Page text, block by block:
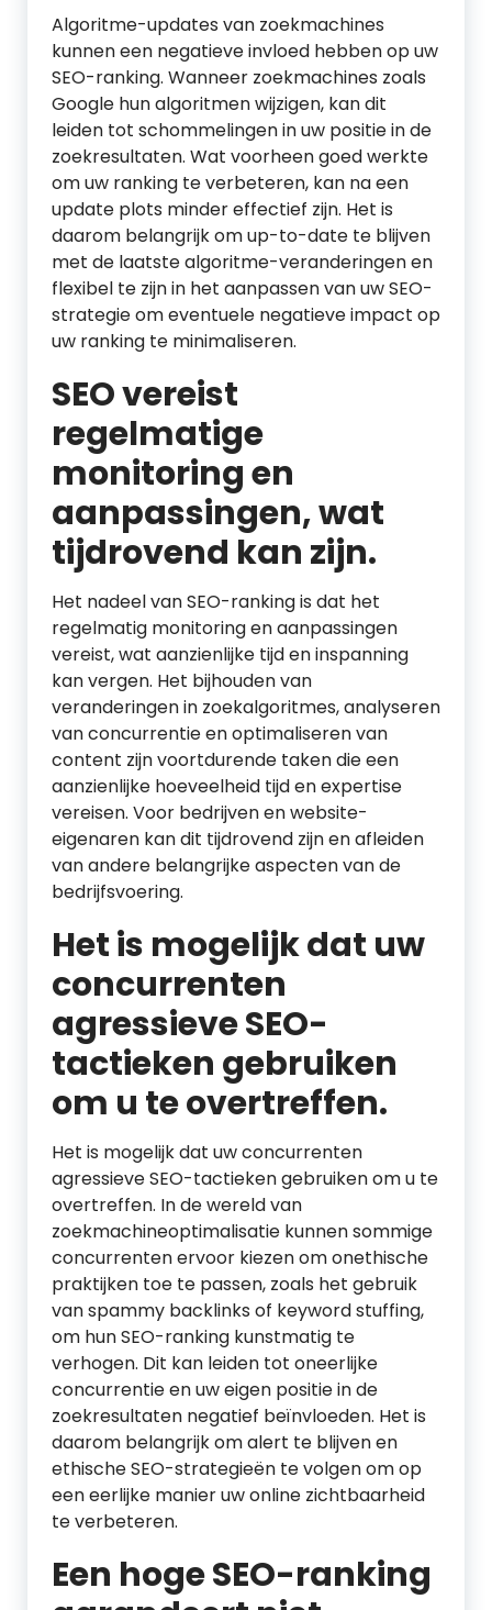
Algoritme-updates van zoekmachines
kunnen een negatieve invloed hebben op uw
SEO-ranking. Wanneer zoekmachines zoals
Google hun algoritmen wijzigen, kan dit
leiden tot schommelingen in uw positie in de
zoekresultaten. Wat voorheen goed werkte
om uw ranking te verbeteren, kan na een
update plots minder effectief zijn. Het is
daarom belangrijk om up-to-date te blijven
met de laatste algoritme-veranderingen en
flexibel te zijn in het aanpassen van uw SEO-
strategie om eventuele negatieve impact op
uw ranking te minimaliseren.
SEO vereist
regelmatige
monitoring en
aanpassingen, wat
tijdrovend kan zijn.
Het nadeel van SEO-ranking is dat het
regelmatig monitoring en aanpassingen
vereist, wat aanzienlijke tijd en inspanning
kan vergen. Het bijhouden van
veranderingen in zoekalgoritmes, analyseren
van concurrentie en optimaliseren van
content zijn voortdurende taken die een
aanzienlijke hoeveelheid tijd en expertise
vereisen. Voor bedrijven en website-
eigenaren kan dit tijdrovend zijn en afleiden
van andere belangrijke aspecten van de
bedrijfsvoering.
Het is mogelijk dat uw
concurrenten
agressieve SEO-
tactieken gebruiken
om u te overtreffen.
Het is mogelijk dat uw concurrenten
agressieve SEO-tactieken gebruiken om u te
overtreffen. In de wereld van
zoekmachineoptimalisatie kunnen sommige
concurrenten ervoor kiezen om onethische
praktijken toe te passen, zoals het gebruik
van spammy backlinks of keyword stuffing,
om hun SEO-ranking kunstmatig te
verhogen. Dit kan leiden tot oneerlijke
concurrentie en uw eigen positie in de
zoekresultaten negatief beïnvloeden. Het is
daarom belangrijk om alert te blijven en
ethische SEO-strategieën te volgen om op
een eerlijke manier uw online zichtbaarheid
te verbeteren.
Een hoge SEO-ranking